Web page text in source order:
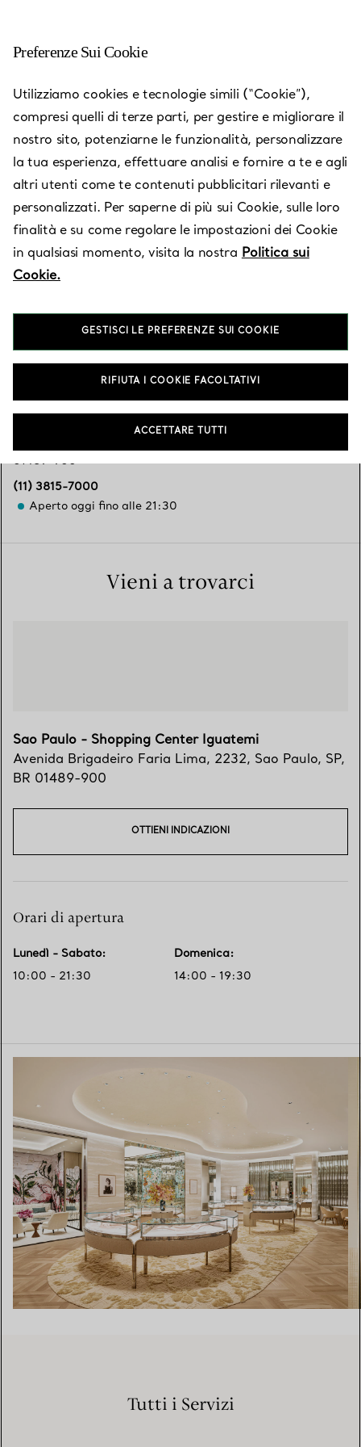
Sao Paulo -
Shopping
Center
Iguatemi
Servizi disponibili
01489-900
(11) 3815-7000
Aperto oggi fino alle 21:30
Vieni a trovarci
Sao Paulo - Shopping Center Iguatemi
Avenida Brigadeiro Faria Lima, 2232, Sao Paulo, SP,
BR 01489-900
OTTIENI INDICAZIONI
Orari di apertura
Lunedì - Sabato:
10:00 - 21:30
Domenica:
14:00 - 19:30
Tutti i Servizi
Preferenze Sui Cookie
Utilizziamo cookies e tecnologie simili (“Cookie”),
compresi quelli di terze parti, per gestire e migliorare il
nostro sito, potenziarne le funzionalità, personalizzare
la tua esperienza, effettuare analisi e fornire a te e agli
altri utenti come te contenuti pubblicitari rilevanti e
personalizzati. Per saperne di più sui Cookie, sulle loro
finalità e su come regolare le impostazioni dei Cookie
in qualsiasi momento, visita la nostra Politica sui
Cookie.
GESTISCI LE PREFERENZE SUI COOKIE
RIFIUTA I COOKIE FACOLTATIVI
ACCETTARE TUTTI